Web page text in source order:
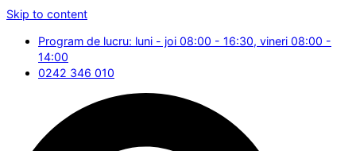
Skip to content
Program de lucru: luni - joi 08:00 - 16:30, vineri 08:00 -
14:00
0242 346 010